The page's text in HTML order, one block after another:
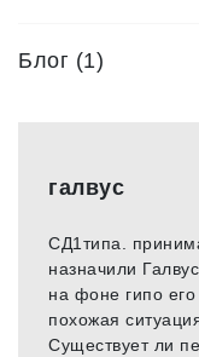
Блог (1)
галвус
СД1типа.
назначили
на фоне гипо
похожая
Существует ли